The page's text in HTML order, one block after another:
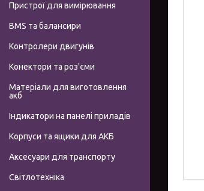
Пристрої для вимірювання
BMS та балансири
Контролери двигунів
Конектори та роз'єми
Матеріали для виготовлення
акб
Індикатори на панелі приладів
Корпуси та ящики для АКБ
Аксесуари для транспорту
Світлотехніка